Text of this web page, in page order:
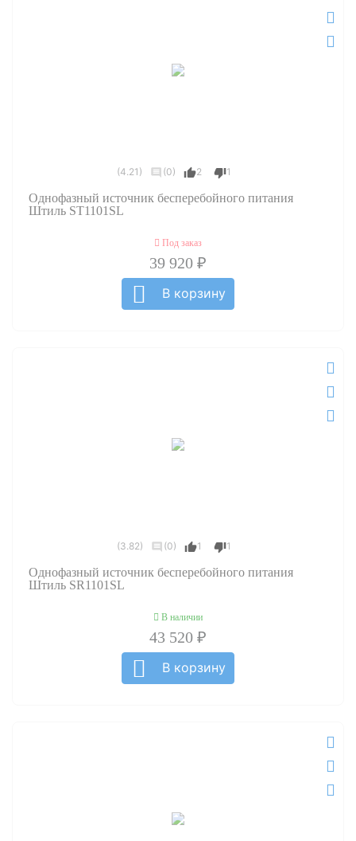
(4.21) (0) 2 1
Однофазный источник бесперебойного питания
Штиль ST1101SL
Под заказ
39 920 ₽
В корзину
(3.82) (0) 1 1
Однофазный источник бесперебойного питания
Штиль SR1101SL
В наличии
43 520 ₽
В корзину